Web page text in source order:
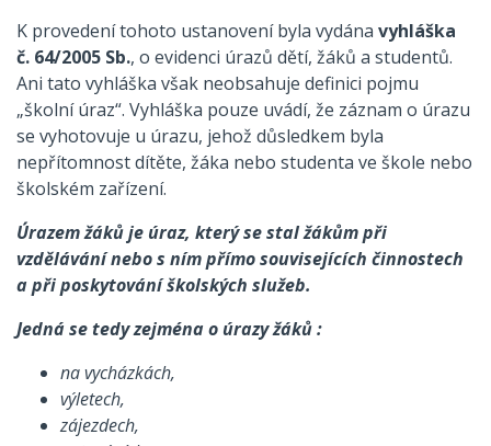
K provedení tohoto ustanovení byla vydána vyhláška
č. 64/2005 Sb., o evidenci úrazů dětí, žáků a studentů.
Ani tato vyhláška však neobsahuje definici pojmu
„školní úraz“. Vyhláška pouze uvádí, že záznam o úrazu
se vyhotovuje u úrazu, jehož důsledkem byla
nepřítomnost dítěte, žáka nebo studenta ve škole nebo
školském zařízení.
Úrazem žáků je úraz, který se stal žákům při
vzdělávání nebo s ním přímo souvisejících činnostech
a při poskytování školských služeb.
Jedná se tedy zejména o úrazy žáků :
na vycházkách,
výletech,
zájezdech,